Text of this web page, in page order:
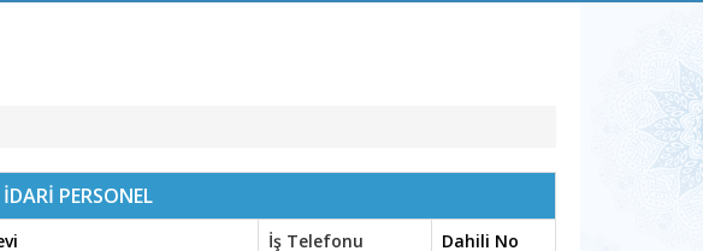
İDARİ PERSONEL
İş Telefonu Dahili No